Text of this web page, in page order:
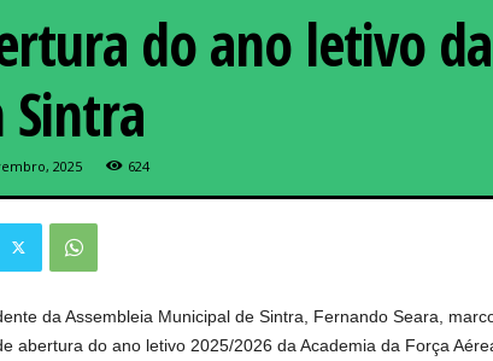
do ano letivo
Sintra
2025 624
da Assembleia Municipal de Sintra, Fernando Seara,
abertura do ano letivo 2025/2026 da Academia da Força